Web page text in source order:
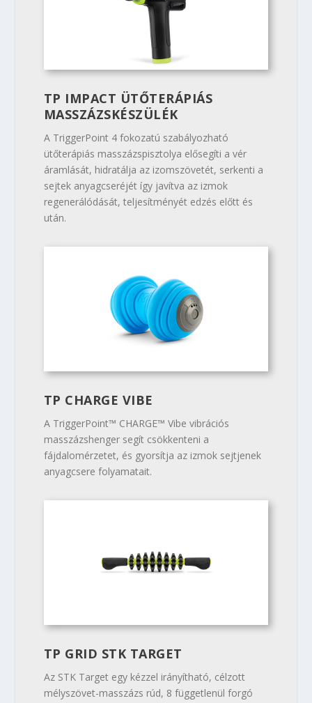
TP IMPACT ÜTŐTERÁPIÁS
MASSZÁZSKÉSZÜLÉK
A TriggerPoint 4 fokozatú szabályozható
ütőterápiás masszázspisztolya elősegíti a vér
áramlását, hidratálja az izomszövetét, serkenti a
sejtek anyagcseréjét így javítva az izmok
regenerálódását, teljesítményét edzés előtt és
után.
TP CHARGE VIBE
A TriggerPoint™ CHARGE™ Vibe vibrációs
masszázshenger segít csökkenteni a
fájdalomérzetet, és gyorsítja az izmok sejtjenek
anyagcsere folyamatait.
TP GRID STK TARGET
Az STK Target egy kézzel irányítható, célzott
mélyszövet-masszázs rúd, 8 függetlenül forgó